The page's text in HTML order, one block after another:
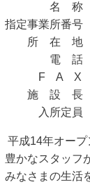
名
称
指定事業所番
所 在 地 青
電 話
F A X
施 設
入所定員
平成14年オー
豊かなスタッフ
みなさまの生活